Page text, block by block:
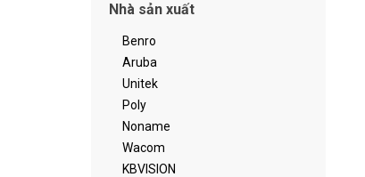
Nhà sản xuất
Benro
Aruba
Unitek
Poly
Noname
Wacom
KBVISION